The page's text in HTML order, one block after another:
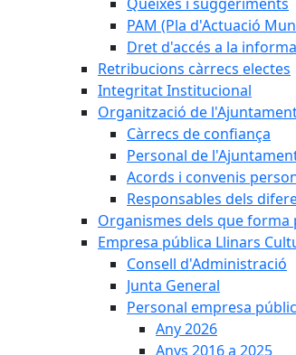
PAM (Pla d'Actuació
Dret d'accés a la
Retribucions càrrecs electes
Integritat Institucional
Organització de
Càrrecs de confiança
Personal de
Acords i convenis
Responsables dels
Organismes dels que forma
Empresa pública Llinars
Consell d'Administració
Junta General
Personal empresa
Any 2026
Anys 2016 a 2025